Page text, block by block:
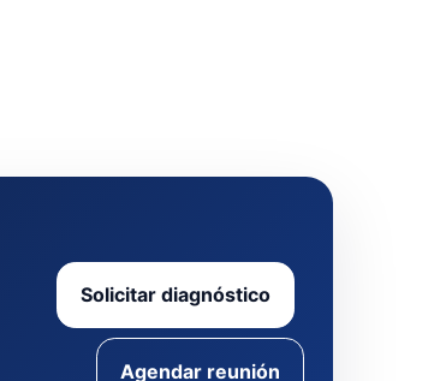
Solicitar diagnóstico
Agendar reunión